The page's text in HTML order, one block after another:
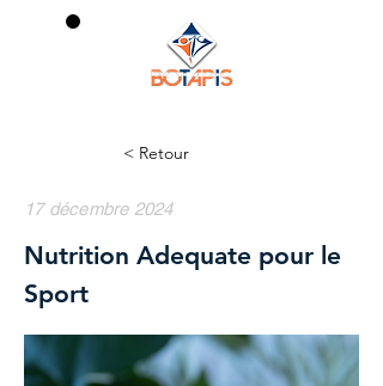
< Retour
17 décembre 2024
Nutrition Adequate pour le
Sport